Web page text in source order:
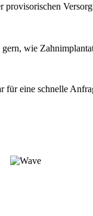
wie
für eine schnelle